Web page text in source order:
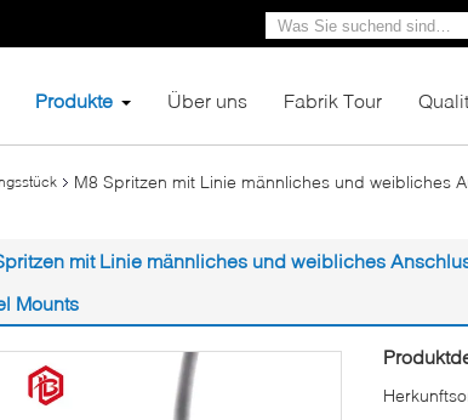
Produkte Über uns Fabrik Tour
M8 Spritzen mit Linie männliches und weibliches
mit Linie männliches und weibliches
Mounts